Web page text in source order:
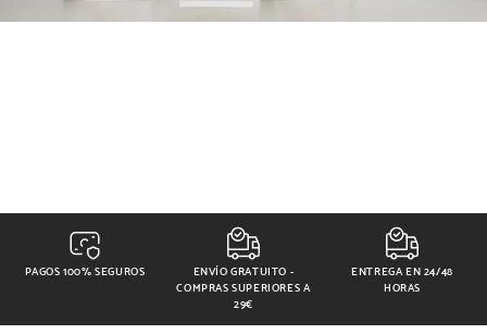
PAGOS 100% SEGUROS
ENVÍO GRATUITO -
COMPRAS SUPERIORES A
29€
ENTREGA EN 24/48
HORAS